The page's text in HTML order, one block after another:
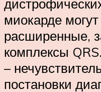
миокарде
расширенные,
комплексы
–
постановки